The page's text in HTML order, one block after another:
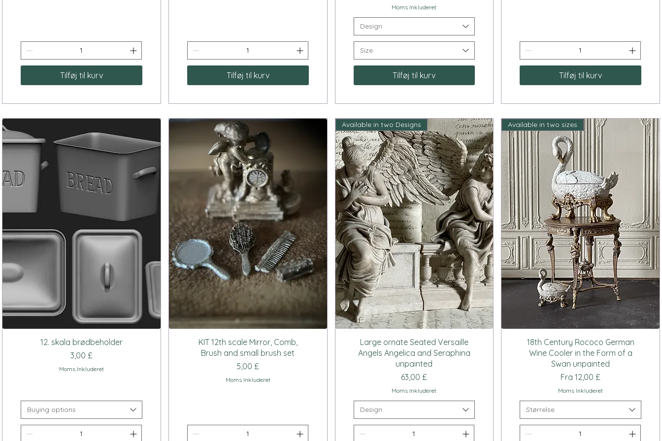
Tilføj til kurv Tilføj til kurv
Moms Inkluderet
Design
Size
Tilføj til kurv Tilføj til kurv
Hurtigvisning
12. skala brødbeholder
Pris
3,00 £
Moms Inkluderet
Buying options
Hurtigvisning
KIT 12th scale Mirror, Comb,
Brush and small brush set
Pris
5,00 £
Moms Inkluderet
Hurtigvisning
Available in two Designs
Large ornate Seated Versaille
Angels Angelica and Seraphina
unpainted
Pris
63,00 £
Moms Inkluderet
Design
Hurtigvisning
Available in two sizes
18th Century Rococo German
Wine Cooler in the Form of a
Swan unpainted
Fra12,00 £
Salgspris
Moms Inkluderet
Størrelse